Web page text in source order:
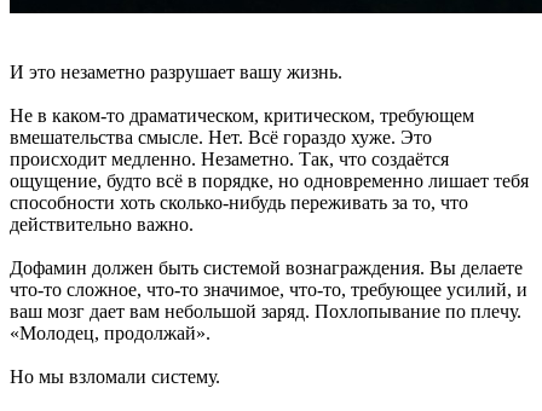
И это незаметно разрушает вашу жизнь.
Не в каком-то драматическом, критическом, требующем
вмешательства смысле. Нет. Всё гораздо хуже. Это
происходит медленно. Незаметно. Так, что создаётся
ощущение, будто всё в порядке, но одновременно лишает тебя
способности хоть сколько-нибудь переживать за то, что
действительно важно.
Дофамин должен быть системой вознаграждения. Вы делаете
что-то сложное, что-то значимое, что-то, требующее усилий, и
ваш мозг дает вам небольшой заряд. Похлопывание по плечу.
«Молодец, продолжай».
Но мы взломали систему.